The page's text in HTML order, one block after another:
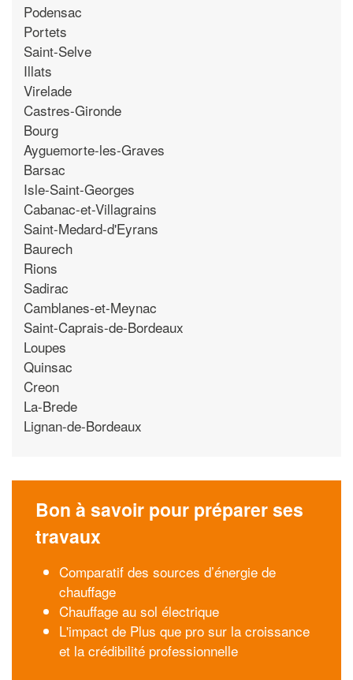
Podensac
Portets
Saint-Selve
Illats
Virelade
Castres-Gironde
Bourg
Ayguemorte-les-Graves
Barsac
Isle-Saint-Georges
Cabanac-et-Villagrains
Saint-Medard-d'Eyrans
Baurech
Rions
Sadirac
Camblanes-et-Meynac
Saint-Caprais-de-Bordeaux
Loupes
Quinsac
Creon
La-Brede
Lignan-de-Bordeaux
Bon à savoir pour préparer ses
travaux
Comparatif des sources d’énergie de
chauffage
Chauffage au sol électrique
L'impact de Plus que pro sur la croissance
et la crédibilité professionnelle